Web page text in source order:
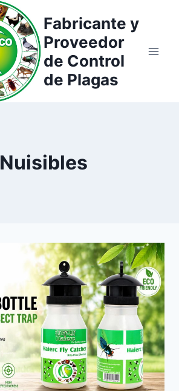
Fabricante y
Proveedor
de Control
de Plagas
Nuisibles